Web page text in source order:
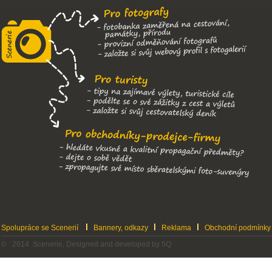
Spolupráce se Scenerií Bannery, odkazy Reklama
Obchodní podmínky
© 2014 Scenerie, Designed and developed by 5Q